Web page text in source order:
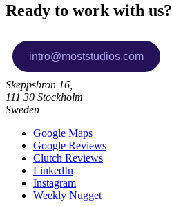
Ready to work with us?
Skeppsbron 16,
111 30 Stockholm
Sweden
Google Maps
Google Reviews
Clutch Reviews
LinkedIn
Instagram
Weekly Nugget